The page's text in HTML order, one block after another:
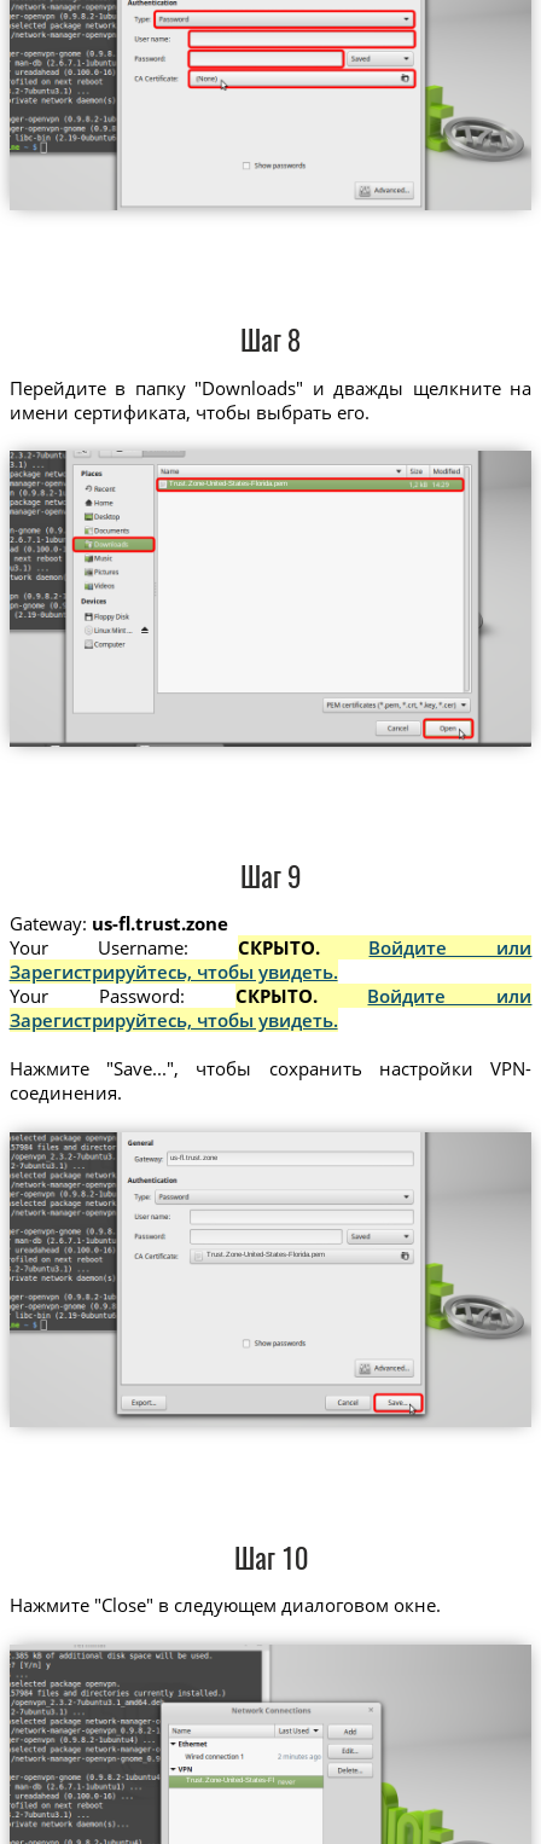
Шаг 8
Перейдите в папку "Downloads" и дважды щелкните на
имени сертификата, чтобы выбрать его.
Trust.Zone-United-States-Florida.pem
Шаг 9
Gateway: us-fl.trust.zone
Your Username: СКРЫТО. Войдите или
Зарегистрируйтесь, чтобы увидеть.
Your Password: СКРЫТО. Войдите или
Зарегистрируйтесь, чтобы увидеть.
Нажмите "Save...", чтобы сохранить настройки VPN-
соединения.
us-fl.trust.zone
Trust.Zone-United-States-Florida.pem
Шаг 10
Нажмите "Close" в следующем диалоговом окне.
Trust.Zone-United-States-Florida